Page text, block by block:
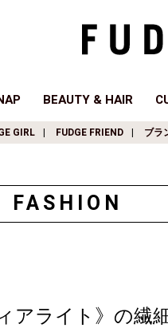
BEAUTY & HAIR
GIRL FUDGE FRIEND ブラ
FASHION
アライト》の繊